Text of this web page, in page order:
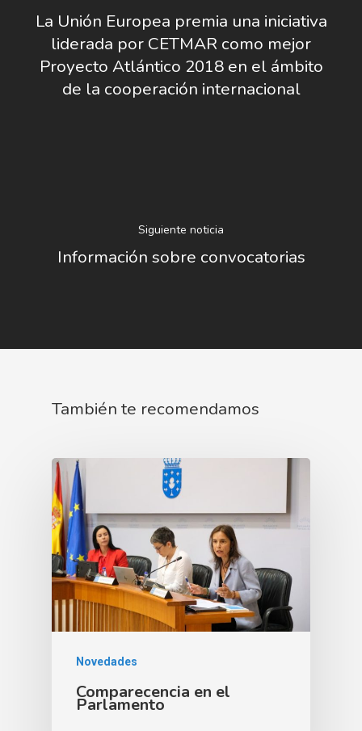
La Unión Europea premia una iniciativa
liderada por CETMAR como mejor
Proyecto Atlántico 2018 en el ámbito
de la cooperación internacional
Siguiente noticia
Información sobre convocatorias
También te recomendamos
Novedades
Comparecencia en el
Parlamento
Manual De Identidad
Corporativa
Logo CETMAR
Contacto
Centro De
Boletín De Noticias
Contratación
Empleo
Licitaciones
Gobierno